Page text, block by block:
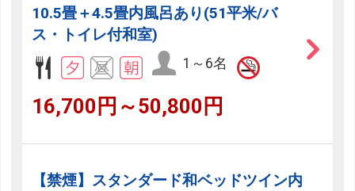
10.5畳＋4.5畳内風呂あり(51平米/バ
ス・トイレ付和室)
1～6名
16,700円～50,800円
【禁煙】スタンダード和ベッドツイン内